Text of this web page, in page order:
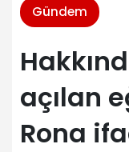
Gündem
açılan
Rona